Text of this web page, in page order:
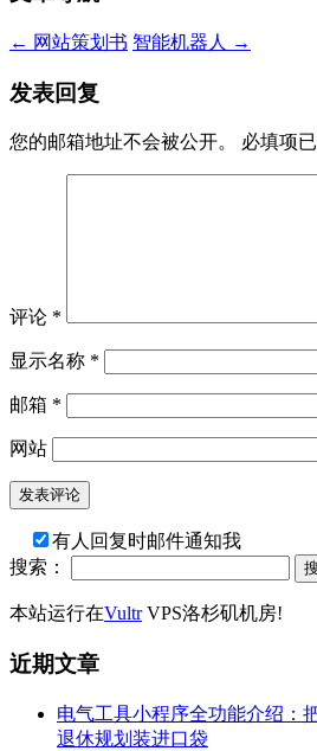
← 网站策划书 智能机器人 →
发表回复
您的邮箱地址不会被公开。 必填项
评论 *
显示名称 *
邮箱 *
网站
有人回复时邮件通知我
搜索：
本站运行在VultrVPS洛杉矶机房!
近期文章
电气工具小程序全功能介绍：
退休规划装进口袋